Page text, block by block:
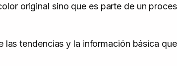
original sino que es parte de un
tendencias y la información básica